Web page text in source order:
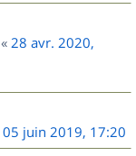
« 28 avr. 2020,
05 juin 2019, 17:20